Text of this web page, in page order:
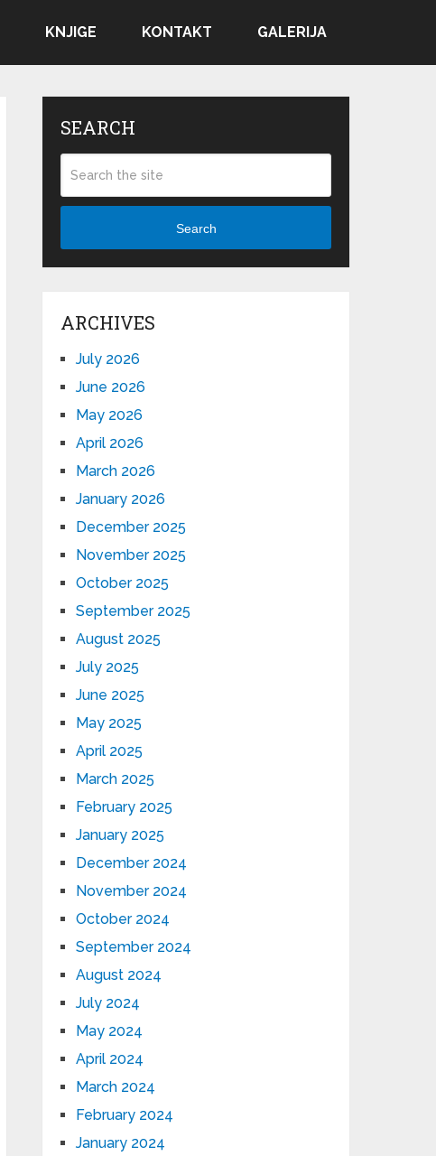
KNJIGE KONTAKT GALERIJA
SEARCH
Search
ARCHIVES
July 2026
June 2026
May 2026
April 2026
March 2026
January 2026
December 2025
November 2025
October 2025
September 2025
August 2025
July 2025
June 2025
May 2025
April 2025
March 2025
February 2025
January 2025
December 2024
November 2024
October 2024
September 2024
August 2024
July 2024
May 2024
April 2024
March 2024
February 2024
January 2024